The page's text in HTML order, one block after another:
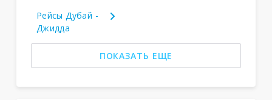
Рейсы Дубай -
Джидда
ПОКАЗАТЬ ЕЩЕ